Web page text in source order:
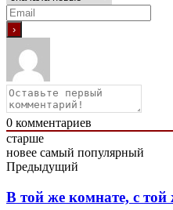
0 комментариев
старше
новее самый популярный
Предыдущий
В той же комнате, с